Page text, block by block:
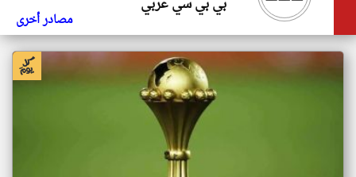
بي بي سي عربي
مصادر أخرى